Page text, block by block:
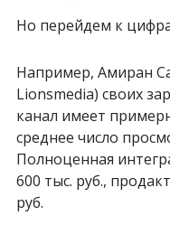
Но перейдем к
Например, Амиран
Lionsmedia) своих
канал имеет
среднее число
Полноценная
600 тыс. руб.,
руб.